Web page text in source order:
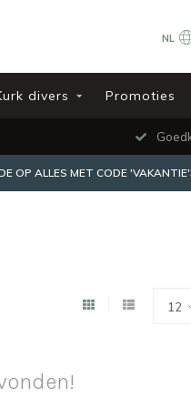
NL
divers Promoties
OP ALLES MET CODE